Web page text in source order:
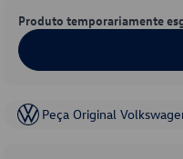
Produto temporariamente
Peça Original